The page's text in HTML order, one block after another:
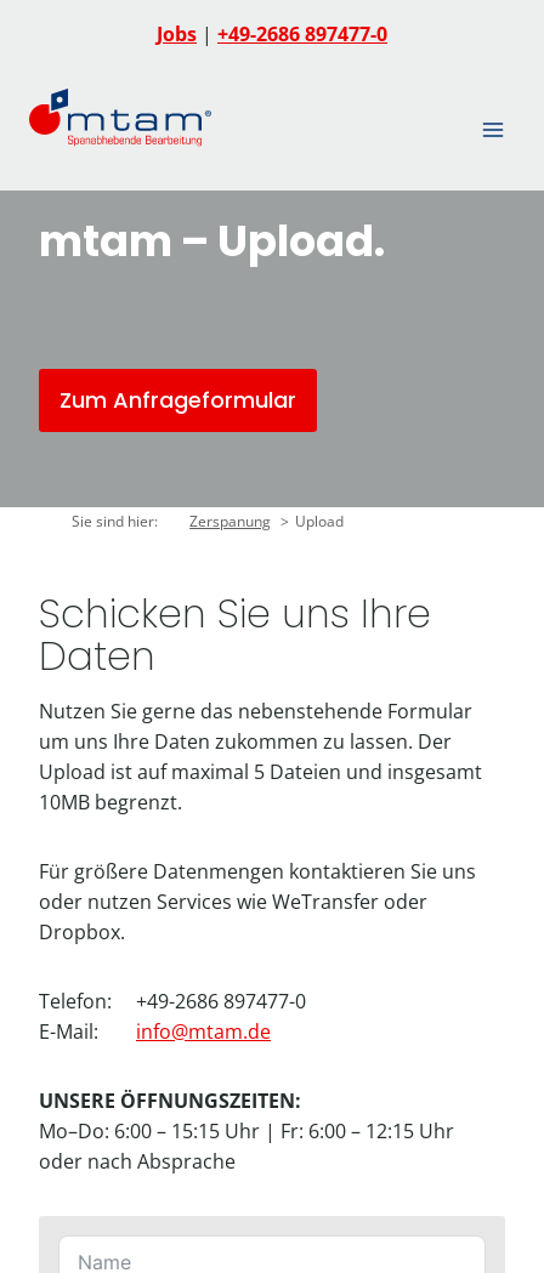
Jobs | +49-2686 897477-0
mtam – Upload.
Zum Anfrageformular
Sie sind hier: Zerspanung Upload
Schicken Sie uns Ihre
Daten
Nutzen Sie gerne das nebenstehende Formular
um uns Ihre Daten zukommen zu lassen. Der
Upload ist auf maximal 5 Dateien und insgesamt
10MB begrenzt.
Für größere Datenmengen kontaktieren Sie uns
oder nutzen Services wie WeTransfer oder
Dropbox.
Telefon:
+49-2686 897477-0
E-Mail:
info@mtam.de
UNSERE ÖFFNUNGSZEITEN:
Mo–Do: 6:00 – 15:15 Uhr | Fr: 6:00 – 12:15 Uhr
oder nach Absprache